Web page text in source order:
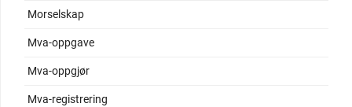
Morselskap
Mva-oppgave
Mva-oppgjør
Mva-registrering